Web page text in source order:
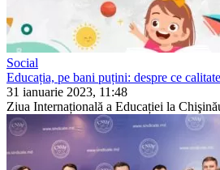
Social
Educația, pe bani puțini: despre ce
31 ianuarie 2023, 11:48
Ziua Internațională a Educației la